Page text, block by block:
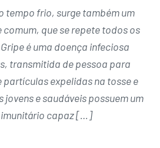
tempo frio, surge também um
que se repete todos os
é uma doença infeciosa
transmitida de pessoa para
partículas expelidas na tosse e
jovens e saudáveis possuem um
imunitário capaz […]